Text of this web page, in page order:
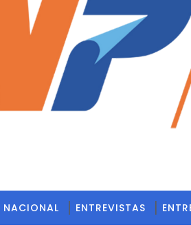
NACIONAL ENTREVISTAS